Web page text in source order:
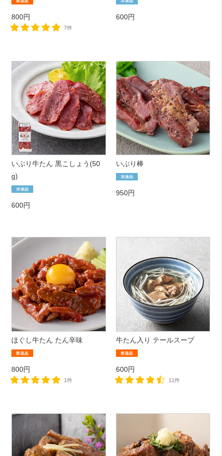
800円
7件
600円
いぶり牛たん 黒こしょう(50
g)
600円
いぶり棒
950円
ほぐし牛たん たん辛味
800円
1件
牛たん入り テールスープ
600円
11件